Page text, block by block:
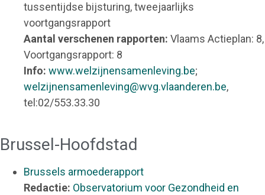
tussentijdse bijsturing, tweejaarlijks
voortgangsrapport
Aantal verschenen rapporten: Vlaams Actieplan: 8,
Voortgangsrapport: 8
Info: www.welzijnensamenleving.be;
welzijnensamenleving@wvg.vlaanderen.be,
tel:02/553.33.30
Brussel-Hoofdstad
Brussels armoederapport
Redactie: Observatorium voor Gezondheid en